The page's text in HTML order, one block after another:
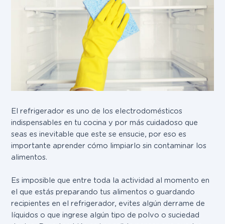
El refrigerador es uno de los electrodomésticos
indispensables en tu cocina y por más cuidadoso que
seas es inevitable que este se ensucie, por eso es
importante aprender cómo limpiarlo sin contaminar los
alimentos.
Es imposible que entre toda la actividad al momento en
el que estás preparando tus alimentos o guardando
recipientes en el refrigerador, evites algún derrame de
líquidos o que ingrese algún tipo de polvo o suciedad